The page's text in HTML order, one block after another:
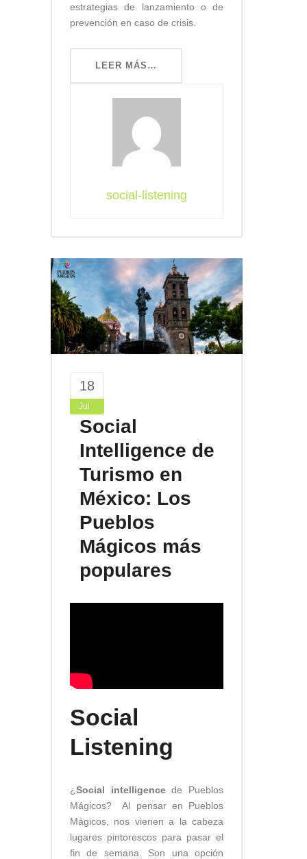
estrategias de lanzamiento o de
prevención en caso de crisis.
LEER MÁS…
social-listening
18
Jul
Social
Intelligence de
Turismo en
México: Los
Pueblos
Mágicos más
populares
Social
Listening
¿ Social intelligencede Pueblos
Mágicos? Al pensar en Pueblos
Mágicos, nos vienen a la cabeza
lugares pintorescos para pasar el
fin de semana. Son una opción